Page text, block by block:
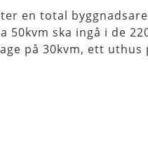
en total
50kvm ska ingå i de
på 30kvm, ett